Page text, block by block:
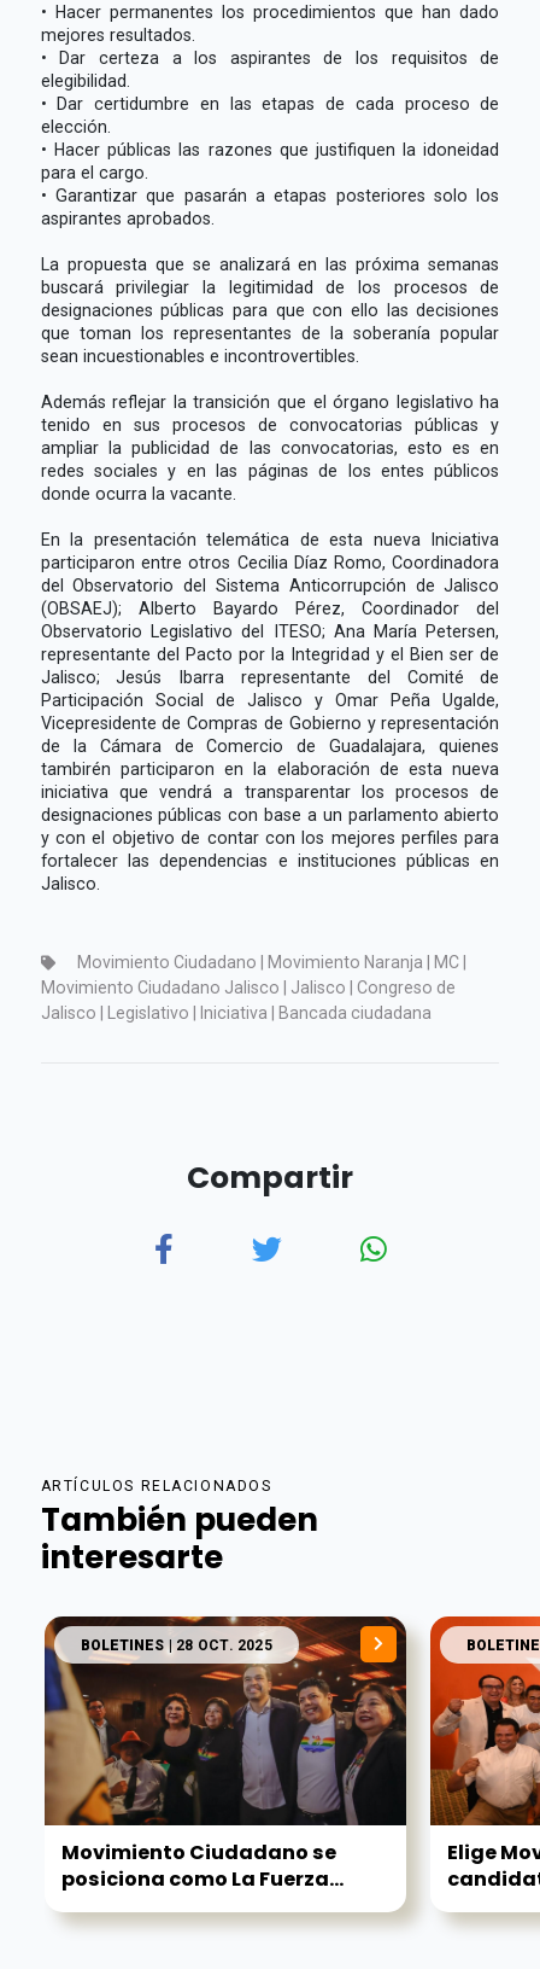
• Hacer permanentes los procedimientos que han dado
mejores resultados.
• Dar certeza a los aspirantes de los requisitos de
elegibilidad.
• Dar certidumbre en las etapas de cada proceso de
elección.
• Hacer públicas las razones que justifiquen la idoneidad
para el cargo.
• Garantizar que pasarán a etapas posteriores solo los
aspirantes aprobados.
La propuesta que se analizará en las próxima semanas
buscará privilegiar la legitimidad de los procesos de
designaciones públicas para que con ello las decisiones
que toman los representantes de la soberanía popular
sean incuestionables e incontrovertibles.
Además reflejar la transición que el órgano legislativo ha
tenido en sus procesos de convocatorias públicas y
ampliar la publicidad de las convocatorias, esto es en
redes sociales y en las páginas de los entes públicos
donde ocurra la vacante.
En la presentación telemática de esta nueva Iniciativa
participaron entre otros Cecilia Díaz Romo, Coordinadora
del Observatorio del Sistema Anticorrupción de Jalisco
(OBSAEJ); Alberto Bayardo Pérez, Coordinador del
Observatorio Legislativo del ITESO; Ana María Petersen,
representante del Pacto por la Integridad y el Bien ser de
Jalisco; Jesús Ibarra representante del Comité de
Participación Social de Jalisco y Omar Peña Ugalde,
Vicepresidente de Compras de Gobierno y representación
de la Cámara de Comercio de Guadalajara, quienes
tambirén participaron en la elaboración de esta nueva
iniciativa que vendrá a transparentar los procesos de
designaciones públicas con base a un parlamento abierto
y con el objetivo de contar con los mejores perfiles para
fortalecer las dependencias e instituciones públicas en
Jalisco.
Movimiento Ciudadano | Movimiento Naranja | MC |
Movimiento Ciudadano Jalisco | Jalisco | Congreso de
Jalisco | Legislativo | Iniciativa | Bancada ciudadana
Compartir
ARTÍCULOS RELACIONADOS
También pueden
interesarte
BOLETINES | 28 OCT. 2025
Movimiento Ciudadano se
posiciona como La Fuerza...
Elige